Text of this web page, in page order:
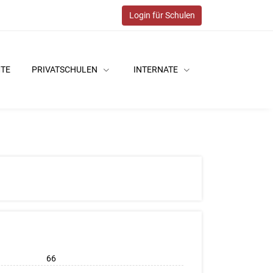
Login für Schulen
PRIVATSCHULEN INTERNATE
66